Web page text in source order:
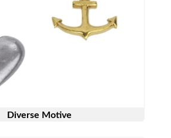
Diverse Motive